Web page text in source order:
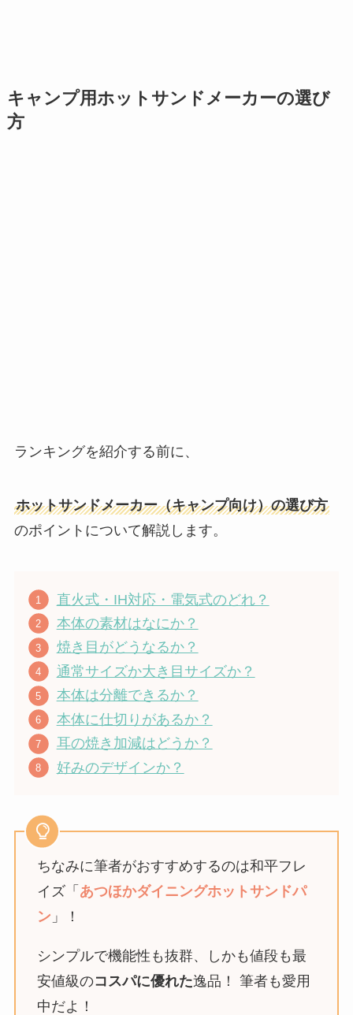
キャンプ用ホットサンドメーカーの選び
方
ランキングを紹介する前に、
ホットサンドメーカー（キャンプ向け）の選び方
のポイントについて解説します。
直火式・IH対応・電気式のどれ？
本体の素材はなにか？
焼き目がどうなるか？
通常サイズか大き目サイズか？
本体は分離できるか？
本体に仕切りがあるか？
耳の焼き加減はどうか？
好みのデザインか？
ちなみに筆者がおすすめするのは和平フレ
イズ「 あつほかダイニングホットサンドパ
ン 」！
シンプルで機能性も抜群、しかも値段も最
安値級のコスパに優れた逸品！ 筆者も愛用
中だよ！